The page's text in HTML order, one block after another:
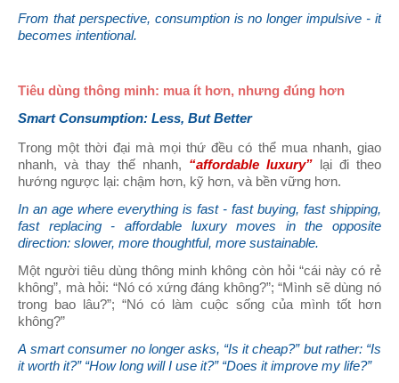
From that perspective, consumption is no longer impulsive - it
becomes intentional.
Tiêu dùng thông minh: mua ít hơn, nhưng đúng hơn
Smart Consumption: Less, But Better
Trong một thời đại mà mọi thứ đều có thể mua nhanh, giao
nhanh, và thay thế nhanh, “affordable luxury” lại đi theo
hướng ngược lại: chậm hơn, kỹ hơn, và bền vững hơn.
In an age where everything is fast - fast buying, fast shipping,
fast replacing - affordable luxury moves in the opposite
direction: slower, more thoughtful, more sustainable.
Một người tiêu dùng thông minh không còn hỏi “cái này có rẻ
không”, mà hỏi: “Nó có xứng đáng không?”; “Mình sẽ dùng nó
trong bao lâu?”; “Nó có làm cuộc sống của mình tốt hơn
không?”
A smart consumer no longer asks, “Is it cheap?” but rather: “Is
it worth it?” “How long will I use it?” “Does it improve my life?”